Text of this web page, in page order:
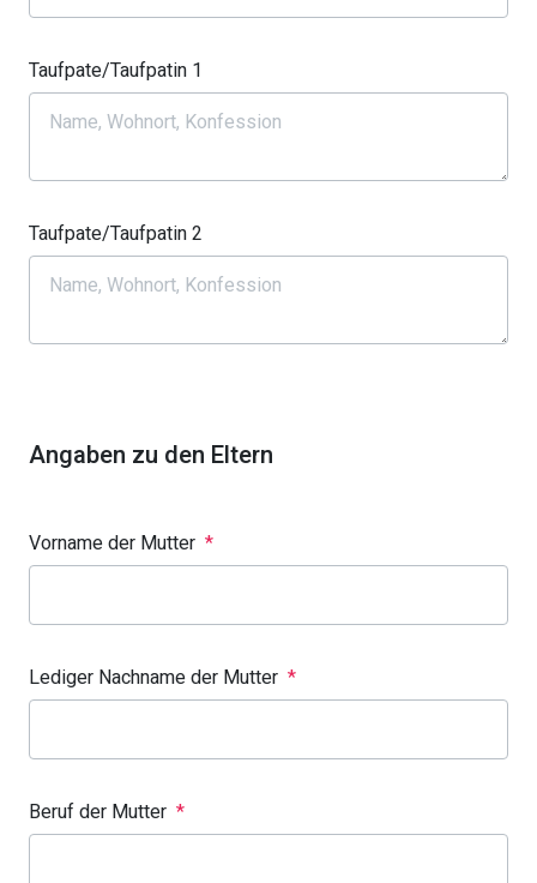
Taufpate/Taufpatin 1
Taufpate/Taufpatin 2
Angaben zu den Eltern
Vorname der Mutter *
Lediger Nachname der Mutter *
Beruf der Mutter *